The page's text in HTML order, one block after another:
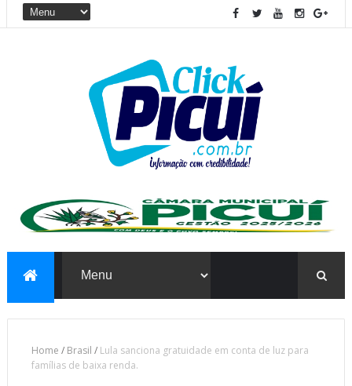
Home / Brasil / Lula sanciona gratuidade em conta de luz para
famílias de baixa renda.